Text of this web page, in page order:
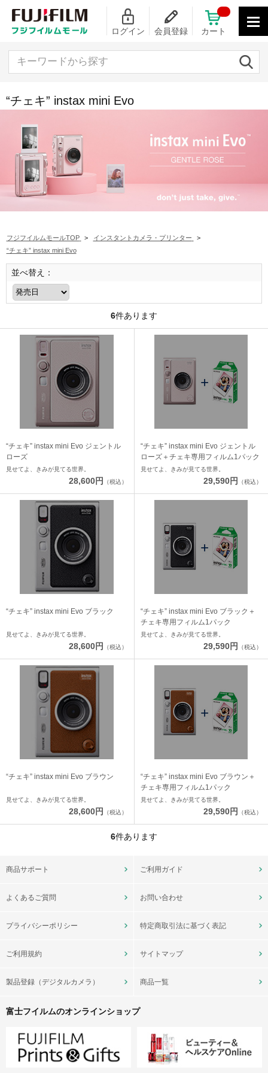
ログイン 会員登録
“チェキ” instax mini Evo
フジフイルムモールTOP > インスタントカメラ・プリンター
>
“チェキ” instax mini Evo
並べ替え：
6件あります
“チェキ” instax mini Evo ジェントル
ローズ
見せてよ、きみが見てる世界。
28,600円 （税込）
“チェキ” instax mini Evo ジェントル
ローズ＋チェキ専用フィルム1パック
見せてよ、きみが見てる世界。
29,590円 （税込）
“チェキ” instax mini Evo ブラック
見せてよ、きみが見てる世界。
28,600円 （税込）
“チェキ” instax mini Evo ブラック＋
チェキ専用フィルム1パック
見せてよ、きみが見てる世界。
29,590円 （税込）
“チェキ” instax mini Evo ブラウン
見せてよ、きみが見てる世界。
28,600円 （税込）
“チェキ” instax mini Evo ブラウン＋
チェキ専用フィルム1パック
見せてよ、きみが見てる世界。
29,590円 （税込）
6件あります
商品サポート ご利用ガイド
よくあるご質問 お問い合わせ
プライバシーポリシー 特定商取引法に基づく表記
ご利用規約 サイトマップ
製品登録（デジタルカメラ） 商品一覧
富士フイルムのオンラインショップ